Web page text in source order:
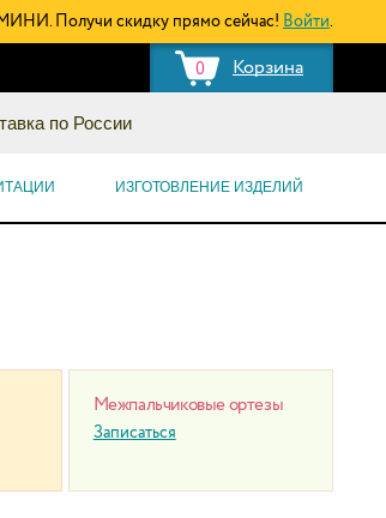
Получи скидку прямо сейчас! Войти.
0 Корзина
по России
ИЗГОТОВЛЕНИЕ ИЗДЕЛИЙ
Межпальчиковые ортезы
Записаться